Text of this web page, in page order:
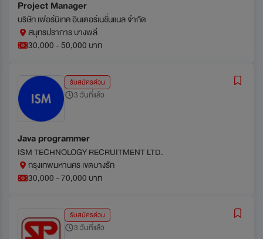
Project Manager
บริษัท เฟอร์นิเทค อินเตอร์เนชั่นแนล จำกัด
สมุทรปราการ บางพลี
30,000 - 50,000 บาท
รับสมัครด่วน
3 วันที่แล้ว
Java programmer
ISM TECHNOLOGY RECRUITMENT LTD.
กรุงเทพมหานคร เขตบางรัก
30,000 - 70,000 บาท
รับสมัครด่วน
3 วันที่แล้ว